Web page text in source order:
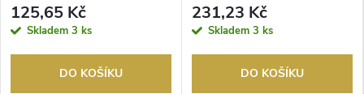
125,65 Kč
Skladem 3 ks
DO KOŠÍKU
231,23 Kč
Skladem 3 ks
DO KOŠÍKU